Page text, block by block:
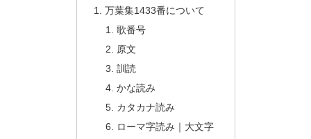
万葉集1433番について
歌番号
原文
訓読
かな読み
カタカナ読み
ローマ字読み｜大文字